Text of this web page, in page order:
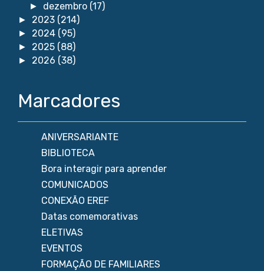
► dezembro (17)
► 2023 (214)
► 2024 (95)
► 2025 (88)
► 2026 (38)
Marcadores
ANIVERSARIANTE
BIBLIOTECA
Bora interagir para aprender
COMUNICADOS
CONEXÃO EREF
Datas comemorativas
ELETIVAS
EVENTOS
FORMAÇÃO DE FAMILIARES